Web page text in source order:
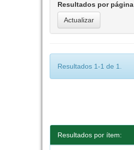
Resultados por página
Resultados 1-1 de 1.
Resultados por ítem: